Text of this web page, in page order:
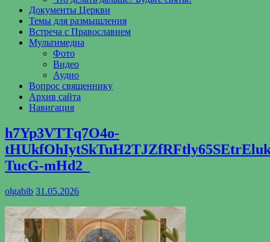
Документы Церкви
Темы для размышления
Встреча с Православием
Мультимедиа
Фото
Видео
Аудио
Вопрос священнику
Архив сайта
Навигация
h7Yp3VTTq7O4o-
TucG-mHd2_
olgabib 31.05.2026